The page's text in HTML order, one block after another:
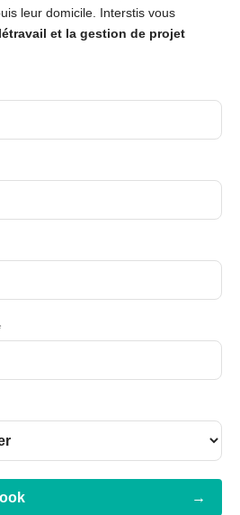
leur domicile. Interstis vous
et la gestion de projet